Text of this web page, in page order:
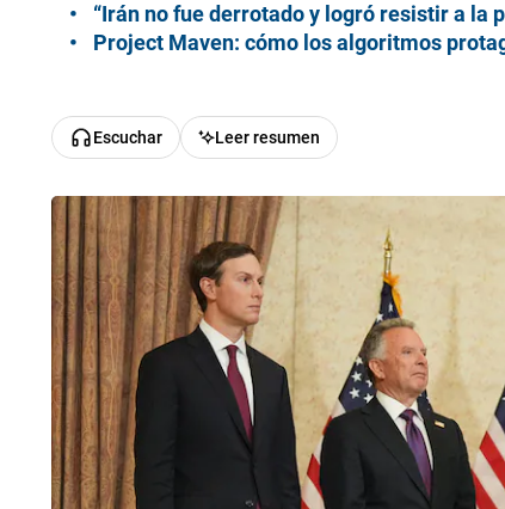
“Irán no fue derrotado y logró resistir a la
Project Maven: cómo los algoritmos
Escuchar Leer resumen